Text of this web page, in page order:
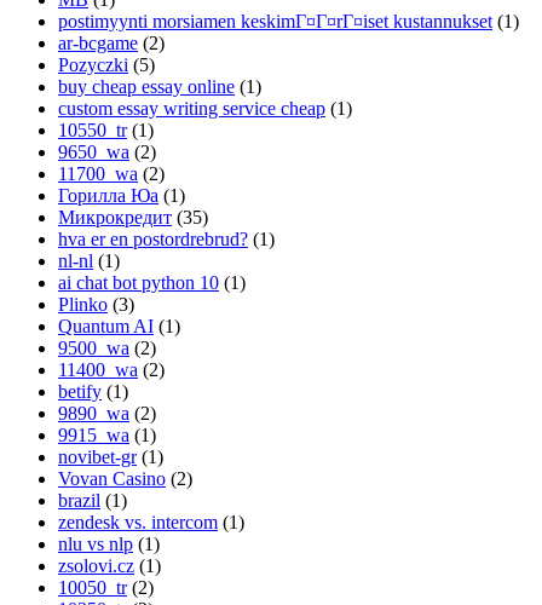
postimyynti morsiamen keskimГ¤Г¤rГ¤iset kustannukset (1)
ar-bcgame (2)
Pozyczki (5)
buy cheap essay online (1)
custom essay writing service cheap (1)
10550_tr(1)
9650_wa (2)
11700_wa (2)
Горилла Юа (1)
Микрокредит (35)
hva er en postordrebrud? (1)
nl-nl (1)
ai chat bot python 10 (1)
Plinko (3)
Quantum AI (1)
9500_wa (2)
11400_wa (2)
betify (1)
9890_wa (2)
9915_wa (1)
novibet-gr(1)
Vovan Casino (2)
brazil (1)
zendesk vs. intercom (1)
nlu vs nlp (1)
zsolovi.cz (1)
10050_tr(2)